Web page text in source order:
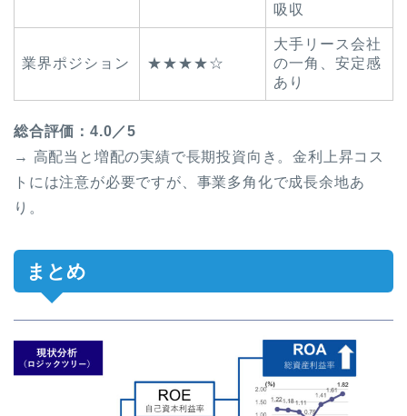
吸収
業界ポジション ★★★★☆
大手リース会社
の一角、安定感
あり
総合評価：4.0／5
→ 高配当と増配の実績で長期投資向き。金利上昇コス
トには注意が必要ですが、事業多角化で成長余地あ
り。
まとめ